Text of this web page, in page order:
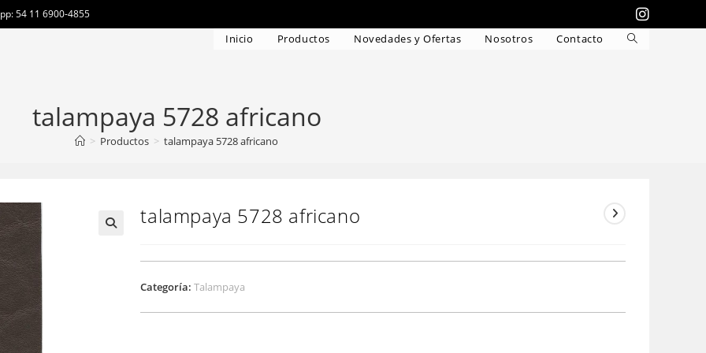
54 11 6900-4855
Inicio Productos Novedades y Ofertas Nosotros Contacto
Alternar
talampaya 5728 africano
> Productos > talampaya 5728 africano
talampaya 5728 africano
Categoría:Talampaya